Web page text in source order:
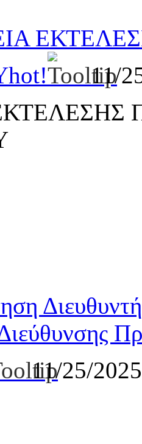
hot!
11/
11/25/